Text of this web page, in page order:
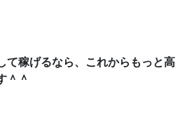
て稼げるなら、これからもっと高
＾＾